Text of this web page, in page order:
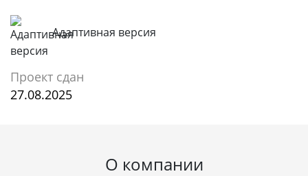
Адаптивная версия
Проект сдан
27.08.2025
О компании